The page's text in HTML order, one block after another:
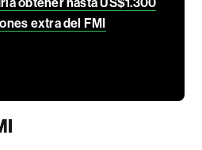
extra del FMI